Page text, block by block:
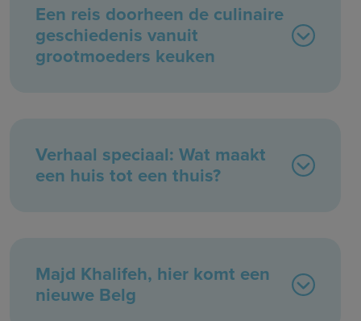
Een reis doorheen de culinaire
geschiedenis vanuit
grootmoeders keuken
Verhaal speciaal: Wat maakt
een huis tot een thuis?
Majd Khalifeh, hier komt een
nieuwe Belg